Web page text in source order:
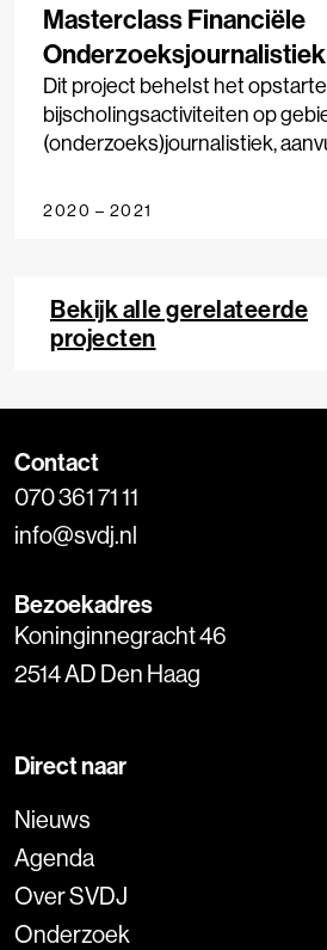
Masterclass Financiële
Onderzoeksjournalistiek
Dit project behelst het
bijscholingsactiviteiten op
(onderzoeks)journalistiek,
activiteiten van de
hun journalistieke onderzoek
afstemmen.
2020 – 2021
Bekijk alle gerelateerde
projecten
Contact
070 361 71 11
info@svdj.nl
Bezoekadres
Koninginnegracht 46
2514 AD Den Haag
Direct naar
Nieuws
Agenda
Over SVDJ
Onderzoek